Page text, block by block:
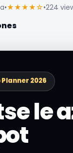
•★★★★☆•224
Planner 2026
le